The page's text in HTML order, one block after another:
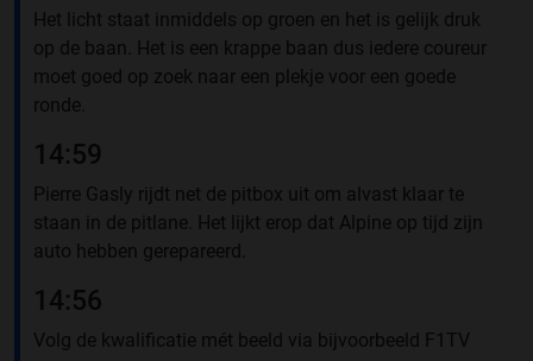
Het licht staat inmiddels op groen en het is gelijk druk
op de baan. Het is een krappe baan dus iedere coureur
moet goed op zoek naar een plekje voor een goede
ronde.
14:59
Pierre Gasly rijdt net de pitbox uit om alvast klaar te
staan in de pitlane. Het lijkt erop dat Alpine op tijd zijn
auto hebben gerepareerd.
14:56
Volg de kwalificatie mét beeld via bijvoorbeeld F1TV